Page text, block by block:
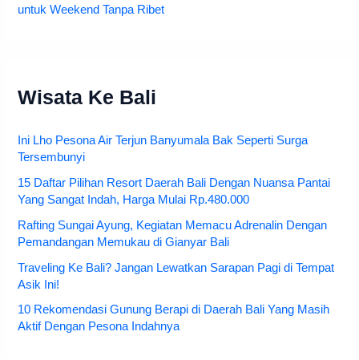
untuk Weekend Tanpa Ribet
Wisata Ke Bali
Ini Lho Pesona Air Terjun Banyumala Bak Seperti Surga
Tersembunyi
15 Daftar Pilihan Resort Daerah Bali Dengan Nuansa Pantai
Yang Sangat Indah, Harga Mulai Rp.480.000
Rafting Sungai Ayung, Kegiatan Memacu Adrenalin Dengan
Pemandangan Memukau di Gianyar Bali
Traveling Ke Bali? Jangan Lewatkan Sarapan Pagi di Tempat
Asik Ini!
10 Rekomendasi Gunung Berapi di Daerah Bali Yang Masih
Aktif Dengan Pesona Indahnya